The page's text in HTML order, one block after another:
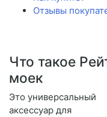
Отзывы
Что такое
моек
Это универсальный
аксессуар для